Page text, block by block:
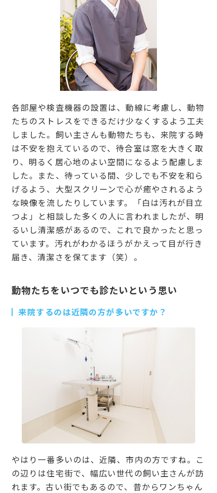
各部屋や検査機器の設置は、動線に考慮し、動物
たちのストレスをできるだけ少なくするよう工夫
しました。飼い主さんも動物たちも、来院する時
は不安を抱えているので、待合室は窓を大きく取
り、明るく居心地のよい空間になるよう配慮しま
した。また、待っている間、少しでも不安を和ら
げるよう、大型スクリーンで心が癒やされるよう
な映像を流したりしています。「白は汚れが目立
つよ」と相談した多くの人に言われましたが、明
るいし清潔感があるので、これで良かったと思っ
ています。汚れがわかるほうがかえって目が行き
届き、清潔さを保てます（笑）。
動物たちをいつでも診たいという思い
来院するのは近隣の方が多いですか？
やはり一番多いのは、近隣、市内の方ですね。こ
の辺りは住宅街で、幅広い世代の飼い主さんが訪
れます。古い街でもあるので、昔からワンちゃん